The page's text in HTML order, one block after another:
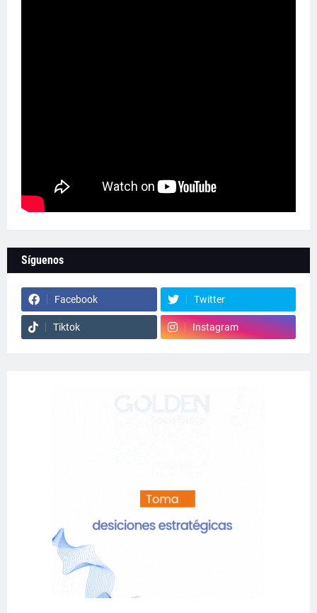
Síguenos
Facebook Twitter
Tiktok Instagram